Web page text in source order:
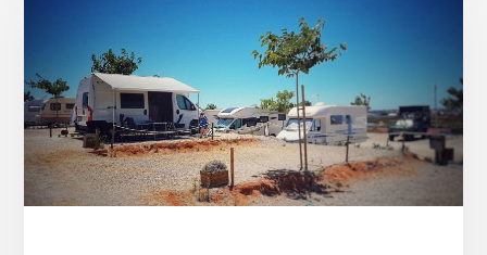
LA
PROVINCIA
HUELVA